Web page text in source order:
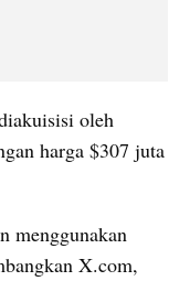
oleh
harga $307 juta
menggunakan
X.com,